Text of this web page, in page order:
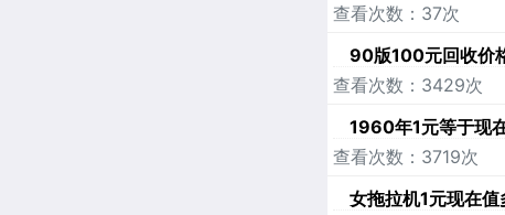
查看次数：37次
90版100元回收价
查看次数：3429次
1960年1元等于现
查看次数：3719次
女拖拉机1元现在